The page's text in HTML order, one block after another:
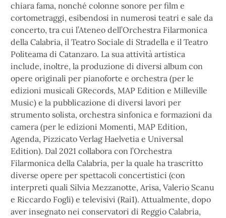
chiara fama, nonché colonne sonore per film e
cortometraggi, esibendosi in numerosi teatri e sale da
concerto, tra cui l’Ateneo dell’Orchestra Filarmonica
della Calabria, il Teatro Sociale di Stradella e il Teatro
Politeama di Catanzaro. La sua attività artistica
include, inoltre, la produzione di diversi album con
opere originali per pianoforte e orchestra (per le
edizioni musicali GRecords, MAP Edition e Milleville
Music) e la pubblicazione di diversi lavori per
strumento solista, orchestra sinfonica e formazioni da
camera (per le edizioni Momenti, MAP Edition,
Agenda, Pizzicato Verlag Haelvetia e Universal
Edition). Dal 2021 collabora con l’Orchestra
Filarmonica della Calabria, per la quale ha trascritto
diverse opere per spettacoli concertistici (con
interpreti quali Silvia Mezzanotte, Arisa, Valerio Scanu
e Riccardo Fogli) e televisivi (Rai1). Attualmente, dopo
aver insegnato nei conservatori di Reggio Calabria,